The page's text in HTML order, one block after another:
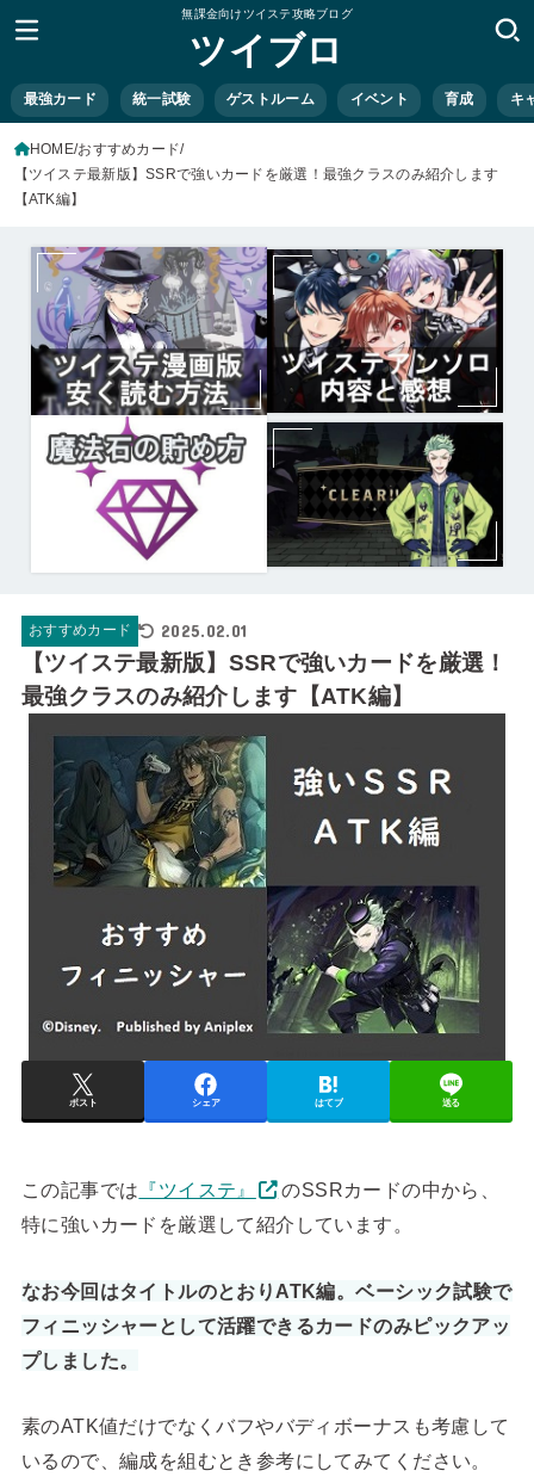
無課金向けツイステ攻略ブログ
ツイブロ
最強カード 統一試験 ゲストルーム イベント 育成 キ
HOME おすすめカード
【ツイステ最新版】SSRで強いカードを厳選！最強クラスのみ紹介します
【ATK編】
おすすめカード 2025.02.01
【ツイステ最新版】SSRで強いカードを厳選！
最強クラスのみ紹介します【ATK編】
ポスト シェア はてブ 送る
この記事では 『ツイステ』
のSSRカードの中から、
特に強いカードを厳選して紹介しています。
なお今回はタイトルのとおりATK編。ベーシック試験で
フィニッシャーとして活躍できるカードのみピックアッ
プしました。
素のATK値だけでなくバフやバディボーナスも考慮して
いるので、編成を組むとき参考にしてみてください。